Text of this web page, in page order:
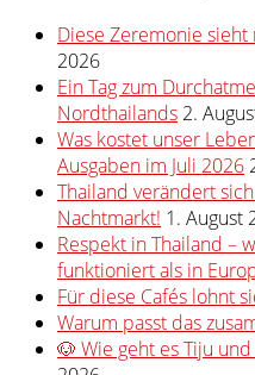
Diese Zeremonie
2026
Ein Tag zum
Nordthailands 2.
Was kostet unser
Ausgaben im Juli 2026
Thailand verändert
Nachtmarkt! 1. August
Respekt in Thailand –
funktioniert als in
Für diese Cafés lohnt
Warum passt das
🐶 Wie geht es Tiju